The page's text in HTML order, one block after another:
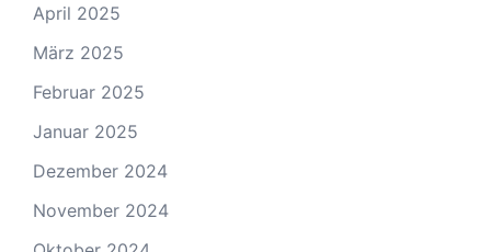
April 2025
März 2025
Februar 2025
Januar 2025
Dezember 2024
November 2024